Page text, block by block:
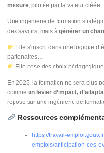
mesure, pilotée par la valeur créée.
Une ingénierie de formation
des savoirs, mais à générer un
Elle s’inscrit dans une logique
partenaires…
Elle pose des choix
En 2025, la formation ne sera plus
comme un levier d’impact,
repose sur une ingénierie de
Ressources
https://travail-
emplois/anticipation-des-